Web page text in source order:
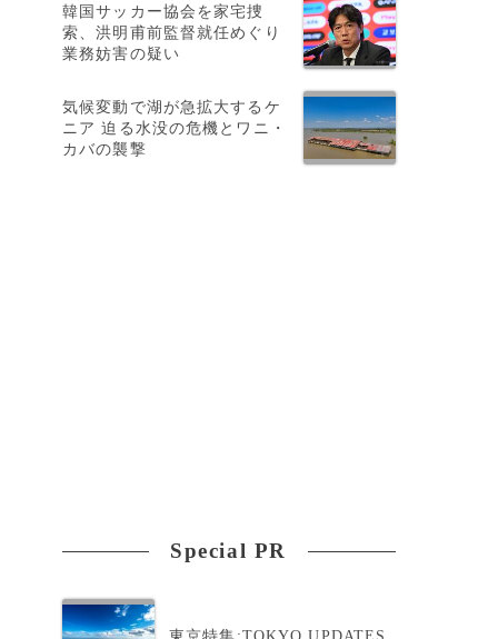
韓国サッカー協会を家宅捜
索、洪明甫前監督就任めぐり
業務妨害の疑い
気候変動で湖が急拡大するケ
ニア 迫る水没の危機とワニ・
カバの襲撃
Special PR
東京特集:TOKYO UPDATES